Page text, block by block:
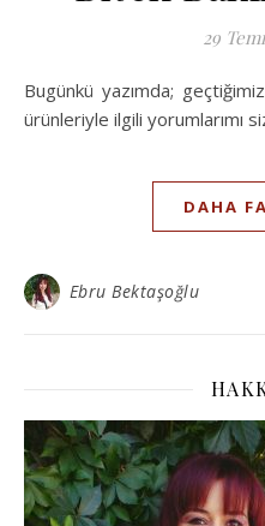
29
Bugünkü yazımda; geçtiğimiz hafta bitirdiğim kişisel bakım
ürünleriyle ilgili yorumlarımı
DAHA
Ebru Bektaşoğlu